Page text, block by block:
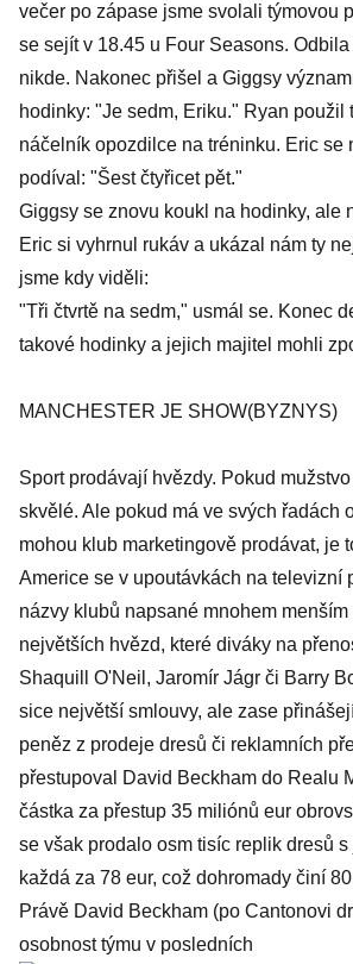
večer po zápase jsme svolali týmovou
se sejít v 18.45 u Four Seasons.
nikde. Nakonec přišel a Giggsy
hodinky: "Je sedm, Eriku." Ryan použil
náčelník opozdilce na tréninku. Eric se
podíval: "Šest čtyřicet pět."
Giggsy se znovu koukl na hodinky, ale
Eric si vyhrnul rukáv a ukázal nám ty
jsme kdy viděli:
"Tři čtvrtě na sedm," usmál se. Konec
takové hodinky a jejich majitel mohli
MANCHESTER JE SHOW(BYZNYS)
Sport prodávají hvězdy. Pokud
skvělé. Ale pokud má ve svých řadách
mohou klub marketingově prodávat, je
Americe se v upoutávkách na televizní
názvy klubů napsané mnohem
největších hvězd, které diváky na
Shaquill O'Neil, Jaromír Jágr či Barry
sice největší smlouvy, ale zase
peněz z prodeje dresů či reklamních
přestupoval David Beckham do Realu
částka za přestup 35 miliónů eur
se však prodalo osm tisíc replik dresů
každá za 78 eur, což dohromady činí
Právě David Beckham (po Cantonovi
osobnost týmu v posledních